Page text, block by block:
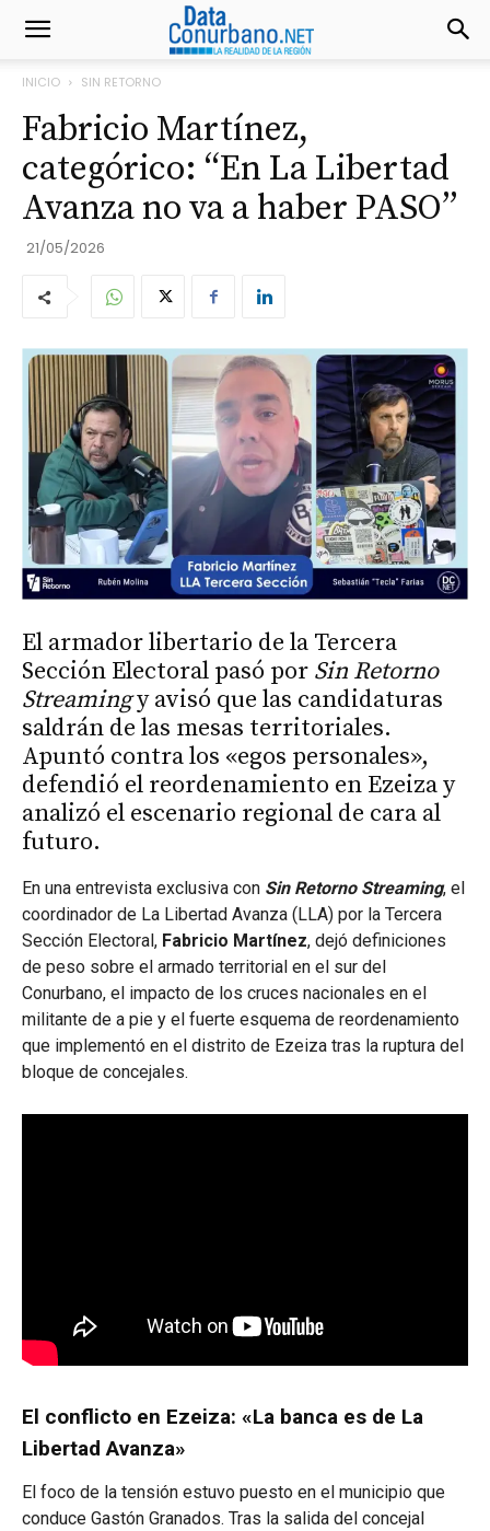
INICIO SIN RETORNO
Fabricio Martínez,
categórico: “En La Libertad
Avanza no va a haber PASO”
21/05/2026
El armador libertario de la Tercera
Sección Electoral pasó por Sin Retorno
Streamingy avisó que las candidaturas
saldrán de las mesas territoriales.
Apuntó contra los «egos personales»,
defendió el reordenamiento en Ezeiza y
analizó el escenario regional de cara al
futuro.
En una entrevista exclusiva con Sin Retorno Streaming, el
coordinador de La Libertad Avanza (LLA) por la Tercera
Sección Electoral, Fabricio Martínez, dejó definiciones
de peso sobre el armado territorial en el sur del
Conurbano, el impacto de los cruces nacionales en el
militante de a pie y el fuerte esquema de reordenamiento
que implementó en el distrito de Ezeiza tras la ruptura del
bloque de concejales.
El conflicto en Ezeiza: «La banca es de La
Libertad Avanza»
El foco de la tensión estuvo puesto en el municipio que
conduce Gastón Granados. Tras la salida del concejal